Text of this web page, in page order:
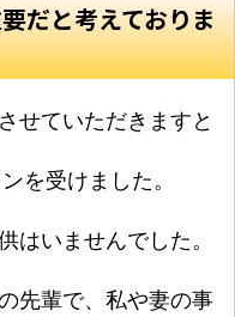
だと考えておりま
せていただきますと
を受けました。
はいませんでした。
先輩で、私や妻の事